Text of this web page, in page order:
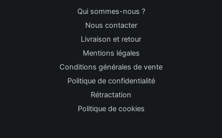
Qui sommes-nous ?
Nous contacter
Livraison et retour
Mentions légales
Conditions générales de vente
Politique de confidentialité
Rétractation
Politique de cookies